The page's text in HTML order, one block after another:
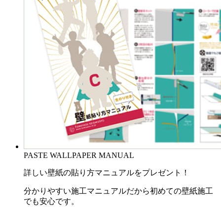
PASTE WALLPAPER MANUAL
詳しい壁紙の貼り方マニュアルをプレゼント！
分かりやすい施工マニュアルだから初めての壁紙施工
でも安心です。